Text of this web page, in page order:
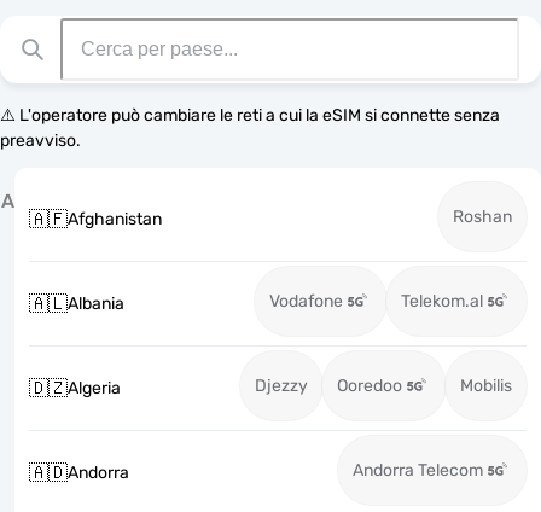
⚠️ L'operatore può cambiare le reti a cui la eSIM si connette senza
preavviso.
A
🇦🇫Afghanistan Roshan
🇦🇱Albania Vodafone Telekom.al
🇩🇿Algeria Djezzy Ooredoo Mobilis
🇦🇩Andorra Andorra Telecom